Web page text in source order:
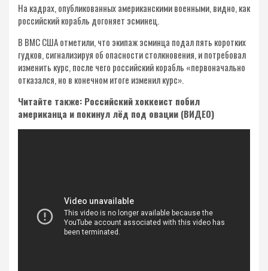
На кадрах, опубликованных американскими военными, видно, как
российский корабль догоняет эсминец.
В ВМС США отметили, что экипаж эсминца подал пять коротких
гудков, сигнализируя об опасности столкновения, и потребовал
изменить курс, после чего российский корабль «первоначально
отказался, но в конечном итоге изменил курс».
Читайте также: Российский хоккеист побил
американца и покинул лёд под овации (ВИДЕО)